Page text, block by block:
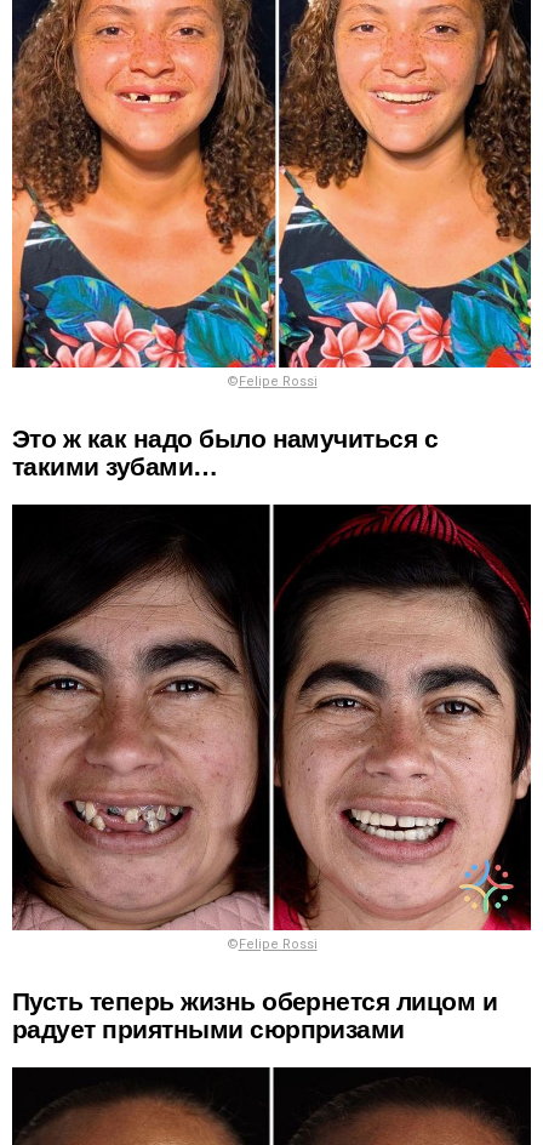
©Felipe Rossi
Это ж как надо было намучиться с
такими зубами…
© Felipe Rossi
Пусть теперь жизнь обернется лицом и
радует приятными сюрпризами